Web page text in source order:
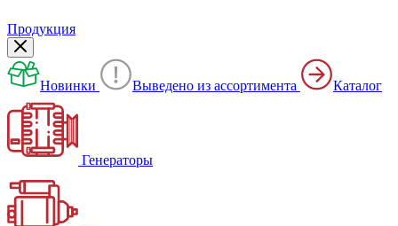
Продукция
Новинки Выведено из ассортимента Каталог
Генераторы